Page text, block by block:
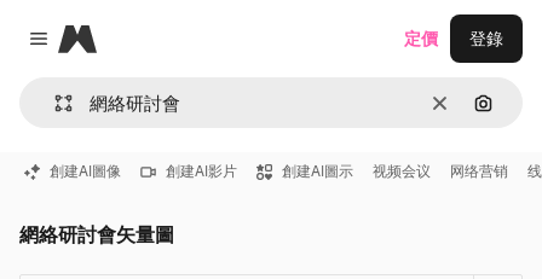
Close menu
Magnific
清除 通過圖
定價 登錄
創建AI圖像 創建AI影片 創建AI圖示 视频会议 网络营销
網絡研討會矢量圖